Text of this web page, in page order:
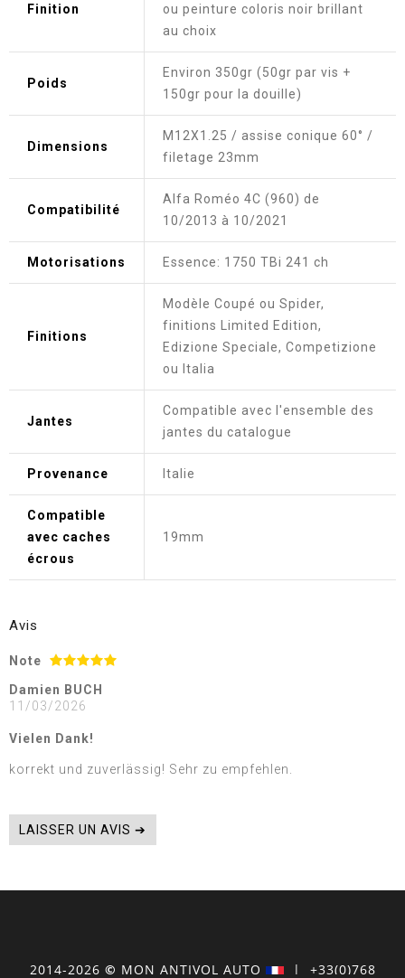
Finition
ou peinture coloris noir brillant
au choix
Poids
Environ 350gr (50gr par vis +
150gr pour la douille)
Dimensions
M12X1.25 / assise conique 60° /
filetage 23mm
Compatibilité
Alfa Roméo 4C (960) de
10/2013 à 10/2021
Motorisations Essence: 1750 TBi 241 ch
Finitions
Modèle Coupé ou Spider,
finitions Limited Edition,
Edizione Speciale, Competizione
ou Italia
Jantes
Compatible avec l'ensemble des
jantes du catalogue
Provenance Italie
Compatible
avec caches
écrous
19mm
Avis
Note
Damien BUCH
11/03/2026
Vielen Dank!
korrekt und zuverlässig! Sehr zu empfehlen.
LAISSER UN AVIS ➔
2014-2026 © MON ANTIVOL AUTO | +33(0)768